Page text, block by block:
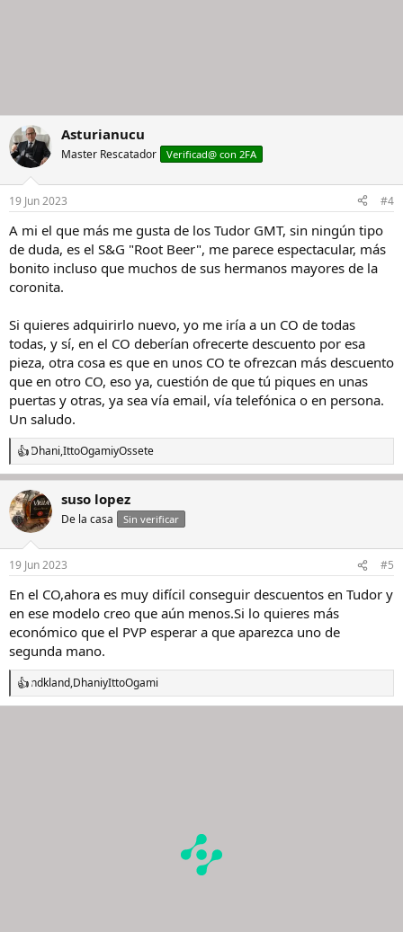
Asturianucu
Master Rescatador Verificad@ con 2FA
19 Jun 2023 #4
A mi el que más me gusta de los Tudor GMT, sin ningún tipo
de duda, es el S&G "Root Beer", me parece espectacular, más
bonito incluso que muchos de sus hermanos mayores de la
coronita.
Si quieres adquirirlo nuevo, yo me iría a un CO de todas
todas, y sí, en el CO deberían ofrecerte descuento por esa
pieza, otra cosa es que en unos CO te ofrezcan más descuento
que en otro CO, eso ya, cuestión de que tú piques en unas
puertas y otras, ya sea vía email, vía telefónica o en persona.
Un saludo.
R
e
a
c
c
i
e
:
Dhani,IttoOgamiyOssete
suso lopez
De la casa Sin verificar
19 Jun 2023 #5
En el CO,ahora es muy difícil conseguir descuentos en Tudor y
en ese modelo creo que aún menos.Si lo quieres más
económico que el PVP esperar a que aparezca uno de
segunda mano.
R
e
ndkland,DhaniyIttoOgami